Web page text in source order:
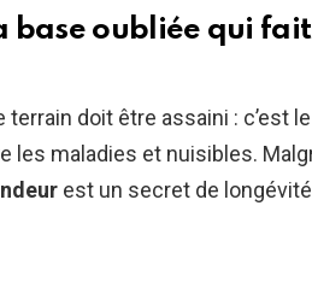
base oubliée qui
doit être assaini : c’est
les maladies et nuisibles.
est un secret de